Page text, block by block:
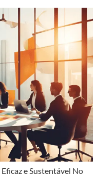
e Sustentável No